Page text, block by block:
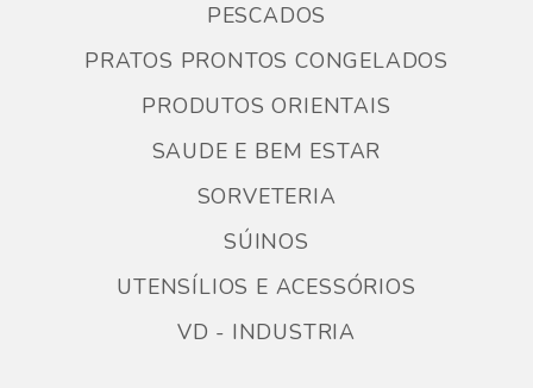
PESCADOS
PRATOS PRONTOS CONGELADOS
PRODUTOS ORIENTAIS
SAUDE E BEM ESTAR
SORVETERIA
SÚINOS
UTENSÍLIOS E ACESSÓRIOS
VD - INDUSTRIA